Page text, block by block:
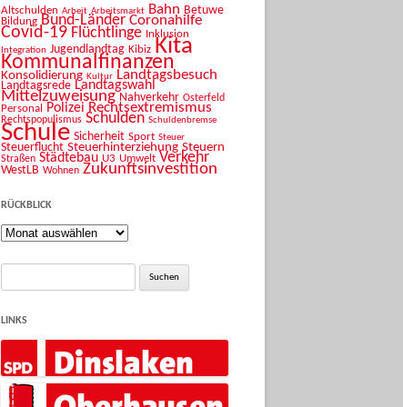
Altschulden Arbeit Arbeitsmarkt Bahn Betuwe
Bildung Bund-Länder Coronahilfe
Covid-19 Flüchtlinge Inklusion
Integration Jugendlandtag Kibiz Kita
Kommunalfinanzen
Konsolidierung Kultur Landtagsbesuch
Landtagsrede Landtagswahl
Mittelzuweisung Nahverkehr Osterfeld
Personal Polizei Rechtsextremismus
Rechtspopulismus Schulden Schuldenbremse
Schule Sicherheit Sport Steuer
Steuerflucht Steuerhinterziehung Steuern
Straßen Städtebau U3 Umwelt Verkehr
WestLB Wohnen Zukunftsinvestition
RÜCKBLICK
Rückblick
Suche
LINKS